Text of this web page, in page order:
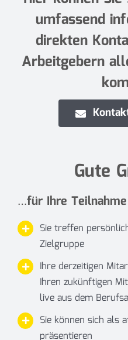
umfassend
direkten
Arbeitgebern
Gute
…für Ihre
Sie treffen
Zielgruppe
Ihre derzeitigen
Ihren zukünftigen
live aus dem
Sie können sich als
präsentieren